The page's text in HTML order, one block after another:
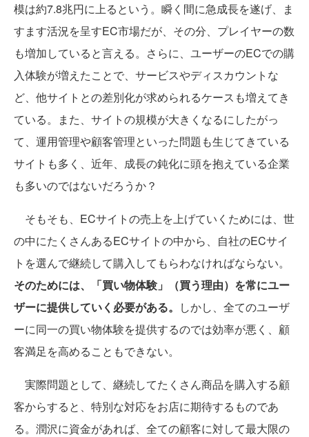
模は約7.8兆円に上るという。瞬く間に急成長を遂げ、ま
すます活況を呈すEC市場だが、その分、プレイヤーの数
も増加していると言える。さらに、ユーザーのECでの購
入体験が増えたことで、サービスやディスカウントな
ど、他サイトとの差別化が求められるケースも増えてき
ている。また、サイトの規模が大きくなるにしたがっ
て、運用管理や顧客管理といった問題も生じてきている
サイトも多く、近年、成長の鈍化に頭を抱えている企業
も多いのではないだろうか？
そもそも、ECサイトの売上を上げていくためには、世
の中にたくさんあるECサイトの中から、自社のECサイ
トを選んで継続して購入してもらわなければならない。
そのためには、「買い物体験」（買う理由）を常にユー
ザーに提供していく必要がある。 しかし、全てのユーザ
ーに同一の買い物体験を提供するのでは効率が悪く、顧
客満足を高めることもできない。
実際問題として、継続してたくさん商品を購入する顧
客からすると、特別な対応をお店に期待するものであ
る。潤沢に資金があれば、全ての顧客に対して最大限の